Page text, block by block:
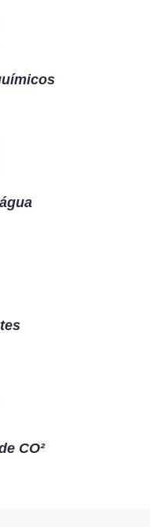
CO²